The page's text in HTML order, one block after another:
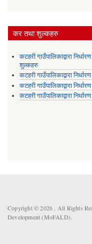
कर तथा शुल्कहरु
कटहरी गाउँपालिकाद्वारा
शुल्कहरु
कटहरी गाउँपालिकाद्वारा
कटहरी गाउँपालिकाद्वारा
कटहरी गाउँपालिकाद्वारा
Copyright © 2026 . All Rights
Development (MoFALD).